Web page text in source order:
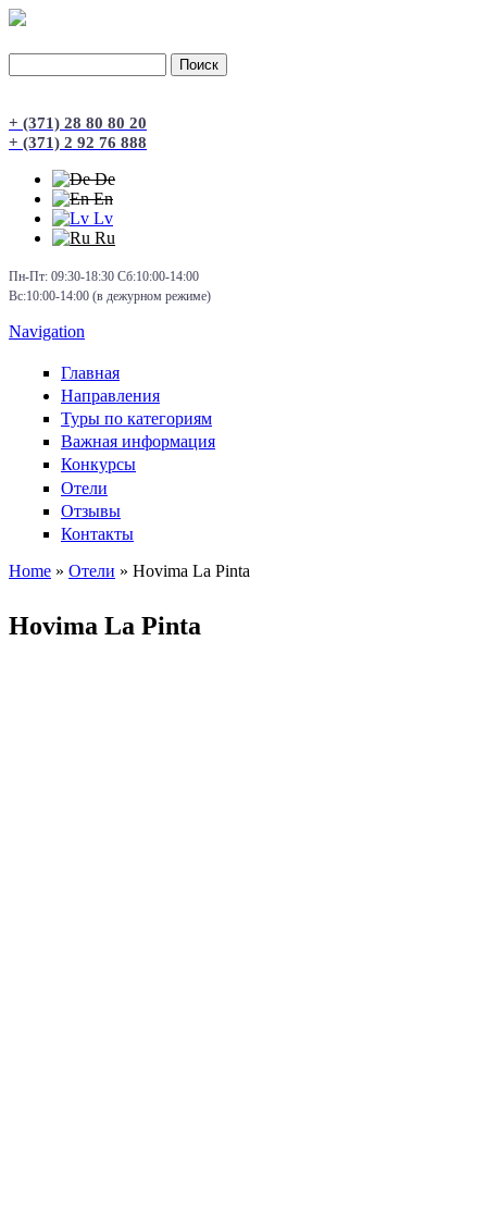
+ (371) 28 80 80 20
+ (371) 2 92 76 888
De
En
Lv
Ru
Пн-Пт: 09:30-18:30 Сб:10:00-14:00
Вс:10:00-14:00 (в дежурном режиме)
Navigation
Главная
Направления
Туры по категориям
Важная информация
Конкурсы
Отели
Отзывы
Контакты
Home » Отели » Hovima La Pinta
Hovima La Pinta